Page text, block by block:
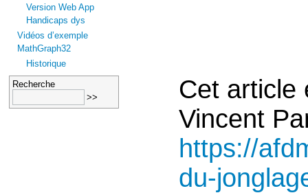
Version Web App
Handicaps dys
Vidéos d’exemple
MathGraph32
Historique
Recherche
Cet article
Vincent
https://
du-